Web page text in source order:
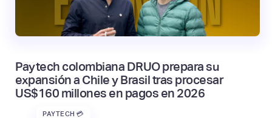
Paytech colombiana DRUO prepara su
expansión a Chile y Brasil tras procesar
US$160 millones en pagos en 2026
PAYTECH 💳